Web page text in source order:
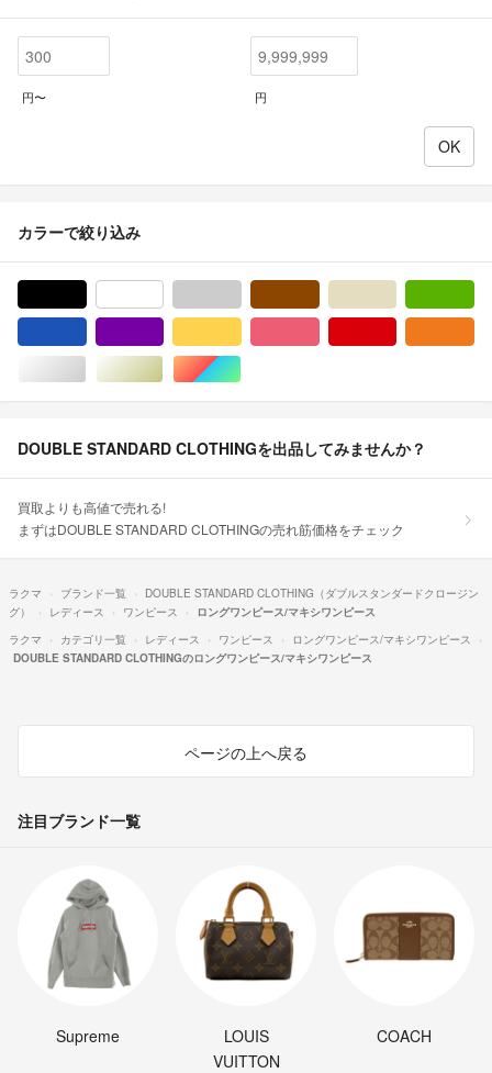
円〜 円
カラーで絞り込み
シルバー/銀色系ゴールド/金色系マルチカラー
DOUBLE STANDARD CLOTHINGを出品してみませんか？
買取よりも高値で売れる!
まずはDOUBLE STANDARD CLOTHINGの売れ筋価格をチェック
ラクマ ブランド一覧
DOUBLE STANDARD CLOTHING（ダブルスタンダードクロージン
グ）
レディース ワンピース
ロングワンピース/マキシワンピース
ラクマ
カテゴリ一覧 レディース ワンピース
ロングワンピース/マキシワンピース
DOUBLE STANDARD CLOTHINGのロングワンピース/マキシワンピース
ページの上へ戻る
注目ブランド一覧
Supreme
LOUIS
VUITTON
COACH